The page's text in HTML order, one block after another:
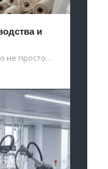
и
не просто…